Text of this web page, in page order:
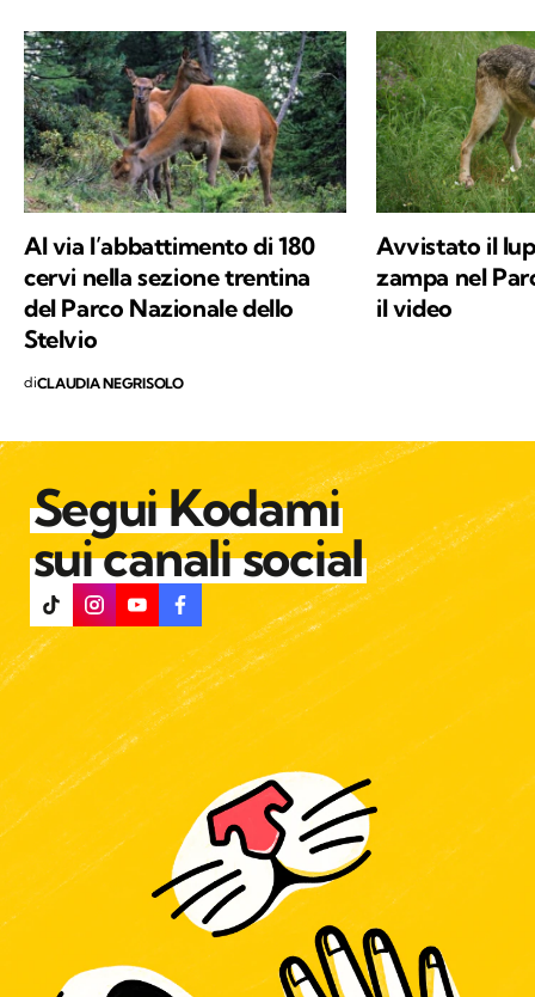
Al via l’abbattimento di 180
cervi nella sezione trentina
del Parco Nazionale dello
Stelvio
diCLAUDIA NEGRISOLO
Avvistato il
zampa nel
il video
Segui Kodami
sui canali social